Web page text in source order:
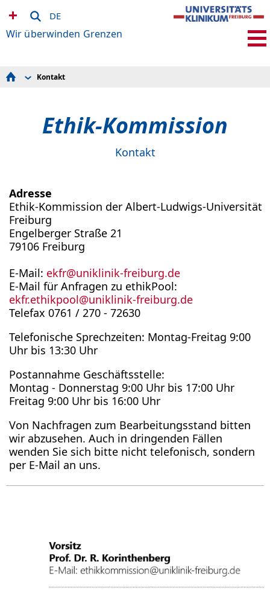
DE
Wir überwinden Grenzen
Satzung und Gebührensatzung
Sitzungstermine
Kontakt
Ethik-Kommission
Kontakt
Adresse
Ethik-Kommission der Albert-Ludwigs-Universität
Freiburg
Engelberger Straße 21
79106 Freiburg
E-Mail: ekfr@uniklinik-freiburg.de
E-Mail für Anfragen zu ethikPool:
ekfr.ethikpool@uniklinik-freiburg.de
Telefax 0761 / 270 - 72630
Telefonische Sprechzeiten: Montag-Freitag 9:00
Uhr bis 13:30 Uhr
Postannahme Geschäftsstelle:
Montag - Donnerstag 9:00 Uhr bis 17:00 Uhr
Freitag 9:00 Uhr bis 16:00 Uhr
Von Nachfragen zum Bearbeitungsstand bitten
wir abzusehen. Auch in dringenden Fällen
wenden Sie sich bitte nicht telefonisch, sondern
per E-Mail an uns.